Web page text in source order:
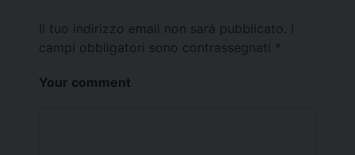
Il tuo indirizzo email non sarà pubblicato.
campi obbligatori sono contrassegnati *
Your comment